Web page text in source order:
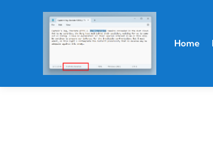
Home